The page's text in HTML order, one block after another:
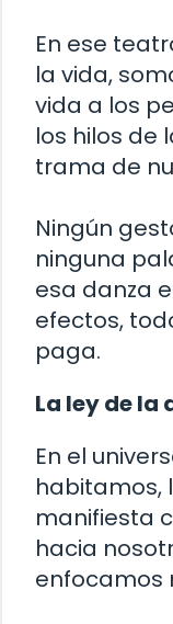
En ese
la vida,
vida a los
los hilos de
trama de
Ningún
ninguna
esa danza
efectos,
paga.
La ley de
En el
habitamos,
manifiesta
hacia
enfocamos